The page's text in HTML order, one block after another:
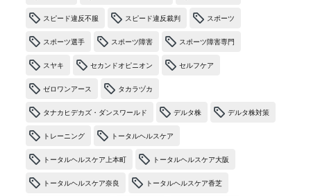
スピード違反不服 スピード違反裁判 スポーツ
スポーツ選手 スポーツ障害 スポーツ障害専門
スヤキ セカンドオピニオン セルフケア
ゼロワンアース タカラヅカ
タナカヒデカズ・ダンスワールド デルタ株 デルタ株対策
トレーニング トータルヘルスケア
トータルヘルスケア上本町 トータルヘルスケア大阪
トータルヘルスケア奈良 トータルヘルスケア香芝